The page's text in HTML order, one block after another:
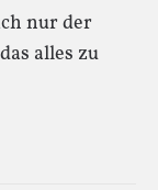
nur der
alles zu